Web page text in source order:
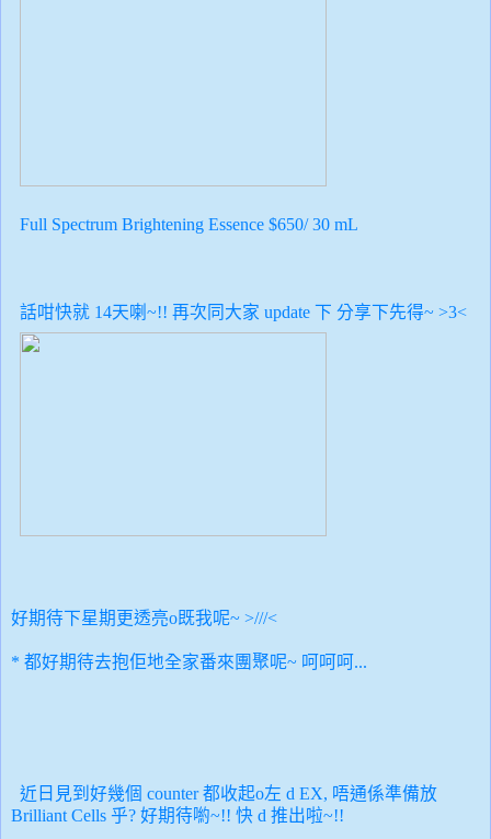
Full Spectrum Brightening Essence $650/ 30 mL
話咁快就 14天喇~!! 再次同大家 update 下 分享下先得~ >3<
好期待下星期更透亮o既我呢~ >///<
* 都好期待去抱佢地全家番來團聚呢~ 呵呵呵...
近日見到好幾個 counter 都收起o左 d EX, 唔通係準備放
Brilliant Cells 乎? 好期待喲~!! 快 d 推出啦~!!